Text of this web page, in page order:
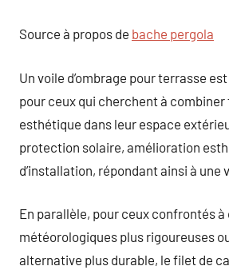
Source à propos de bache pergola
Un voile d’ombrage pour terrasse
pour ceux qui cherchent à
esthétique dans leur espace
protection solaire, amélioration
d’installation, répondant ainsi à une
En parallèle, pour ceux confrontés
météorologiques plus rigoureuses
alternative plus durable, le filet de